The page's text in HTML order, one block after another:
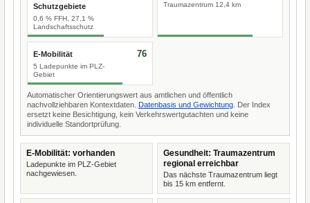
Schutzgebiete
0,6 % FFH, 27,1 %
Landschaftsschutz
Traumazentrum 12,4 km
E-Mobilität
5 Ladepunkte im PLZ-
Gebiet
76
Automatischer Orientierungswert aus amtlichen und öffentlich
nachvollziehbaren Kontextdaten. Datenbasis und Gewichtung . Der Index
ersetzt keine Besichtigung, kein Verkehrswertgutachten und keine
individuelle Standortprüfung.
E-Mobilität: vorhanden
Ladepunkte im PLZ-Gebiet
nachgewiesen.
Gesundheit: Traumazentrum
regional erreichbar
Das nächste Traumazentrum liegt
bis 15 km entfernt.